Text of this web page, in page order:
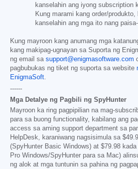
kanselahin ang iyong subscription
Kung marami kang order/
kanselahin ang mga ito nang paisa-
Kung mayroon kang anumang mga
kang makipag-ugnayan sa Suporta ng
ng email sa support@enigmasoftware.com
pagbubukas ng tiket ng suporta sa website
EnigmaSoft
------
Mga Detalye ng Pagbili ng SpyHunter
Mayroon ka ring pagpipilian na mag-
para sa buong functionality, kabilang ang
access sa aming support department sa
HelpDesk, karaniwang nagsisimula sa
(SpyHunter Basic Windows) at $79.98
Pro Windows/SpyHunter para sa Mac)
ng alok at mga tuntunin sa pahina ng